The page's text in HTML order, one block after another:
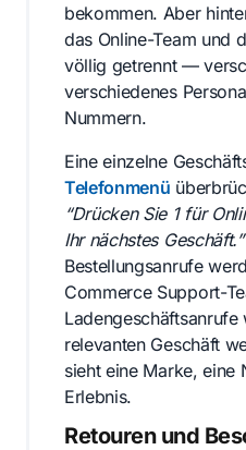
bekommen. Aber
das Online-Team und
völlig getrennt —
verschiedenes
Nummern.
Eine einzelne
Telefonmenü
“Drücken Sie 1 für
Ihr nächstes Geschäft.”
Bestellungsanrufe
Commerce Support-
Ladengeschäftsanrufe
relevanten Geschäft
sieht eine Marke, eine
Erlebnis.
Retouren und